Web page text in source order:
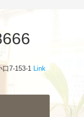
口7-153-1 Link